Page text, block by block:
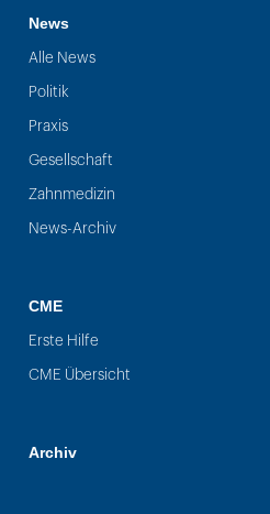
News
Alle News
Politik
Praxis
Gesellschaft
Zahnmedizin
News-Archiv
CME
Erste Hilfe
CME Übersicht
Archiv